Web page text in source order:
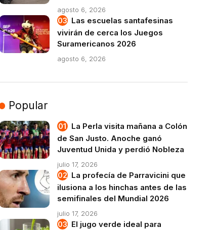
agosto 6, 2026
Las escuelas santafesinas
vivirán de cerca los Juegos
Suramericanos 2026
agosto 6, 2026
Popular
La Perla visita mañana a Colón
de San Justo. Anoche ganó
Juventud Unida y perdió Nobleza
julio 17, 2026
La profecía de Parravicini que
ilusiona a los hinchas antes de las
semifinales del Mundial 2026
julio 17, 2026
El jugo verde ideal para